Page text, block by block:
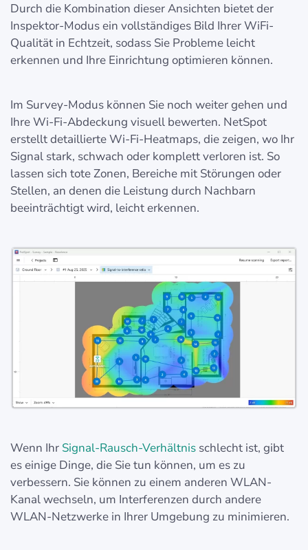
Durch die Kombination dieser Ansichten bietet der
Inspektor-Modus ein vollständiges Bild Ihrer WiFi-
Qualität in Echtzeit, sodass Sie Probleme leicht
erkennen und Ihre Einrichtung optimieren können.
Im Survey-Modus können Sie noch weiter gehen und
Ihre Wi-Fi-Abdeckung visuell bewerten. NetSpot
erstellt detaillierte Wi-Fi-Heatmaps, die zeigen, wo Ihr
Signal stark, schwach oder komplett verloren ist. So
lassen sich tote Zonen, Bereiche mit Störungen oder
Stellen, an denen die Leistung durch Nachbarn
beeinträchtigt wird, leicht erkennen.
Wenn Ihr Signal-Rausch-Verhältnis schlecht ist, gibt
es einige Dinge, die Sie tun können, um es zu
verbessern. Sie können zu einem anderen WLAN-
Kanal wechseln, um Interferenzen durch andere
WLAN-Netzwerke in Ihrer Umgebung zu minimieren.